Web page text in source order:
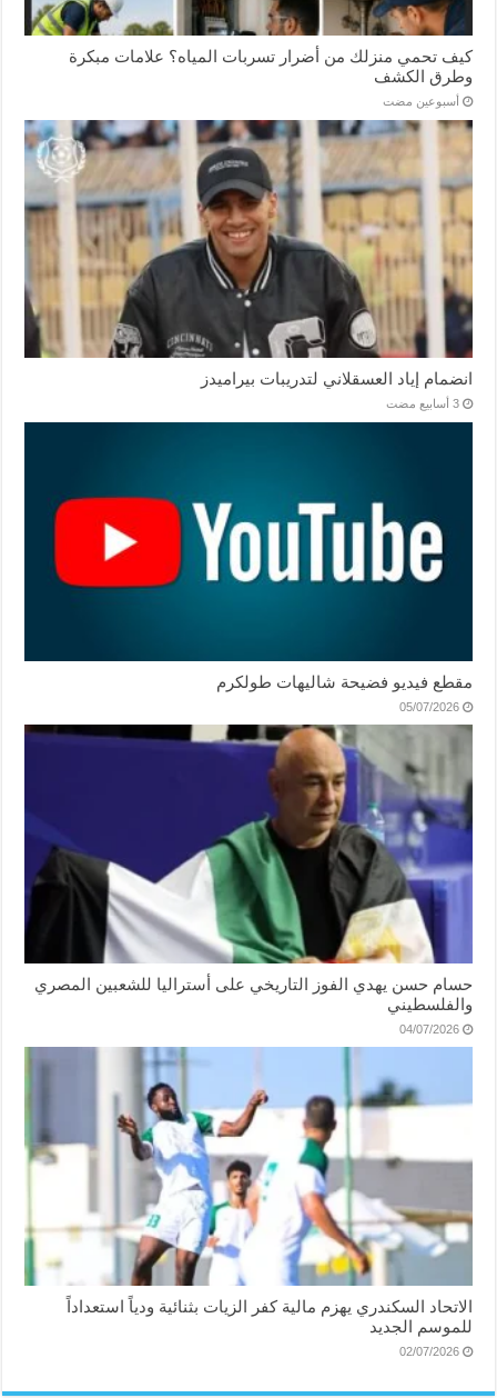
كيف تحمي منزلك من أضرار تسربات المياه؟ علامات مبكرة
وطرق الكشف
‏أسبوعين مضت
انضمام إياد العسقلاني لتدريبات بيراميدز
‏3 أسابيع مضت
مقطع فيديو فضيحة شاليهات طولكرم
05/07/2026
حسام حسن يهدي الفوز التاريخي على أستراليا للشعبين المصري
والفلسطيني
04/07/2026
الاتحاد السكندري يهزم مالية كفر الزيات بثنائية ودياً استعداداً
للموسم الجديد
02/07/2026